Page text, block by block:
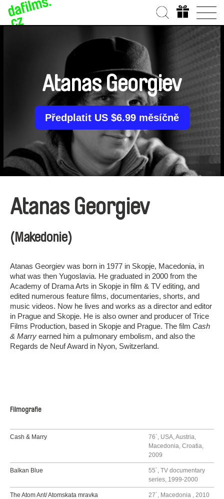
Atanas Georgiev
Předplatit US $6.99 měsíčně
Atanas Georgiev
(Makedonie)
Atanas Georgiev was born in 1977 in Skopje, Macedonia, in
what was then Yugoslavia. He graduated in 2000 from the
Academy of Drama Arts in Skopje in film & TV editing, and
edited numerous feature films, documentaries, shorts, and
music videos. Now he lives and works as a director and editor
in Prague and Skopje. He is also owner and producer of Trice
Films Production, based in Skopje and Prague. The film Cash
& Marry earned him a pulmonary embolism, and also the
Regards de Neuf Award in Nyon, Switzerland.
Filmografie
Cash & Marry
76´, USA, Austria,
Macedonia, Croatia,
2009
Balkan Blue
55´, TV documentary
series, 1999-2000
The Atom Ant/ Atomskata mravka 27´, Macedonia , 2010